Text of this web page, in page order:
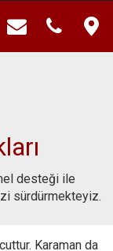
desteği ile
sürdürmekteyiz.
Karaman da